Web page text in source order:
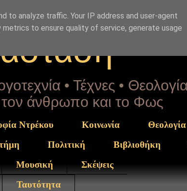
• Τέχνες •
τον άνθρωπο και το Φως
Ντρέκου Κοινωνία
Θεολογία
Πολιτική Βιβλιοθήκη
Μουσική
Σκέψεις
Ταυτότητα
to analyze traffic. Your IP address and user-agent
to ensure quality of service, generate usage